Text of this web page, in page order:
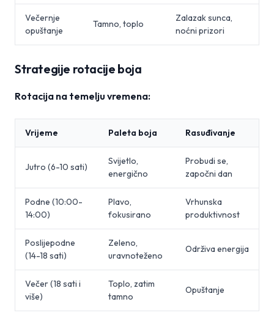
Večernje
opuštanje
Tamno, toplo
Zalazak sunca,
noćni prizori
Strategije rotacije boja
Rotacija na temelju vremena:
Vrijeme Paleta boja Rasuđivanje
Jutro (6-10 sati)
Svijetlo,
energično
Probudi se,
započni dan
Podne (10:00-
14:00)
Plavo,
fokusirano
Vrhunska
produktivnost
Poslijepodne
(14-18 sati)
Zeleno,
uravnoteženo
Održiva energija
Večer (18 sati i
više)
Toplo, zatim
tamno
Opuštanje